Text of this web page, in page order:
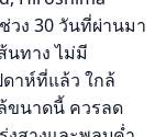
วง 30 วันที่ผ่านมา
นทาง ไม่มี
าห์ที่แล้ว ใกล้
ขนาดนี้ ควรลด